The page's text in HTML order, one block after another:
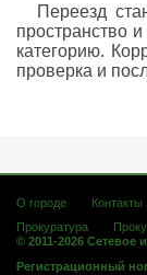
Переезд
пространство
категорию.
проверка и
О городе
Контакты
Прокуратура
© 2011-2026 Сетевое
Регистрационный